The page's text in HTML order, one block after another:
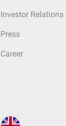
Investor Relations
Press
Career